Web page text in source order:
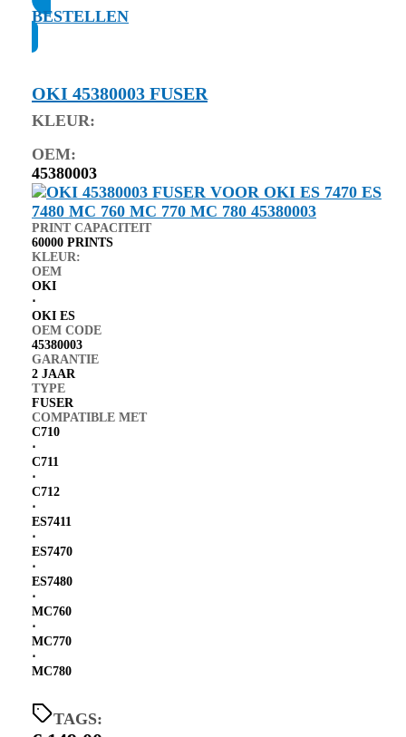
BESTELLEN
OKI 45380003 FUSER
KLEUR:
OEM:
45380003
PRINT CAPACITEIT
60000 PRINTS
KLEUR:
OEM
OKI
⋅
OKI ES
OEM CODE
45380003
GARANTIE
2 JAAR
TYPE
FUSER
COMPATIBLE MET
C710
⋅
C711
⋅
C712
⋅
ES7411
⋅
ES7470
⋅
ES7480
⋅
MC760
⋅
MC770
⋅
MC780
TAGS: